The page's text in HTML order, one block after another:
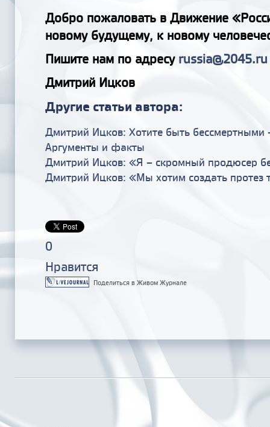
Добро пожаловать в Движение
новому будущему, к новому
Пишите нам по адресу russia@2045.ru
Дмитрий Ицков
Другие статьи автора:
Дмитрий Ицков: Хотите быть бессмертными
Аргументы и факты
Дмитрий Ицков: «Я – скромный продюсер
Дмитрий Ицков: «Мы хотим создать протез
0
Нравится
Поделиться в Живом Журнале